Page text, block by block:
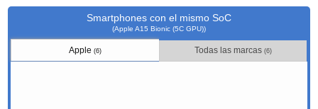
Smartphones con el mismo SoC
(Apple A15 Bionic (5C GPU))
Apple(6) Todas las marcas(6)